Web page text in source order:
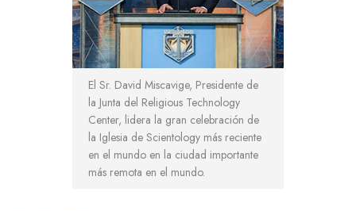
El Sr. David Miscavige, Presidente de
la Junta del Religious Technology
Center, lidera la gran celebración de
la Iglesia de Scientology más reciente
en el mundo en la ciudad importante
más remota en el mundo.